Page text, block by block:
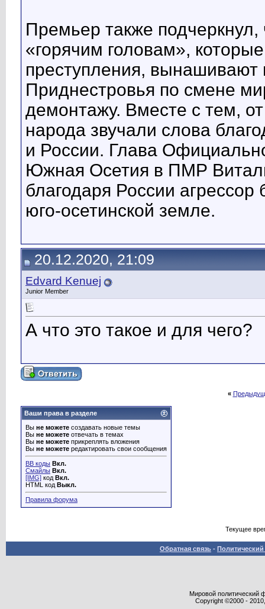
Премьер также подчеркнул,
«горячим головам»,
преступления,
Приднестровья по смене
демонтажу. Вместе с тем,
народа звучали слова
и России. Глава
Южная Осетия в ПМР
благодаря России
юго-осетинской земле.
20.12.2020, 21:09
Edvard Kenuej
Junior Member
А что это такое и для чего?
«
Ваши права в разделе
Вы не можете создавать новые темы
Вы не можете отвечать в темах
Вы не можете прикреплять вложения
Вы не можете редактировать свои сообщения
BB коды Вкл.
Смайлы Вкл.
[IMG] код Вкл.
HTML код Выкл.
Правила форума
Текущее
Обратная связь -
Мировой политический
Copyright ©2000 -